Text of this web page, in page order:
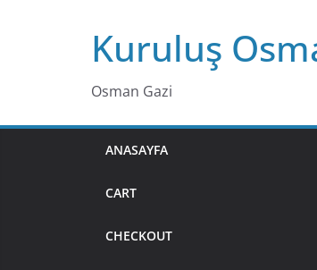
Kuruluş
Osman Gazi
ANASAYFA
CART
CHECKOUT